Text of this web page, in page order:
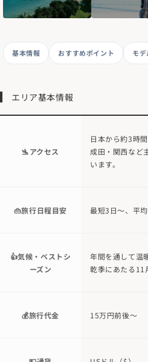
基本情報 おすすめポイント モ
エリア基本情報
🛬アクセス
日本から約3時
成田・関西など
います。
👜旅行日程目安 最短3日～、平
👍気候・ベストシ
ーズン
年間を通して温
乾季にあたる11
💰旅行代金 15万円前後～